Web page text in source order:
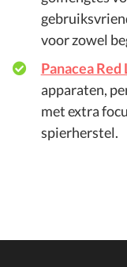
voor zowel
Panacea Red
apparaten,
met extra
spierherstel.